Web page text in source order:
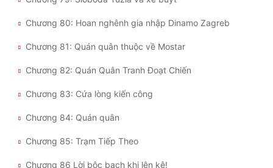
Chương 80: Hoan nghênh gia nhập Dinamo Zagreb
Chương 81: Quán quân thuộc về Mostar
Chương 82: Quán Quân Tranh Đoạt Chiến
Chương 83: Cứa lòng kiến công
Chương 84: Quán quân
Chương 85: Trạm Tiếp Theo
Chương 86 Lời bộc bạch khi lên kệ!